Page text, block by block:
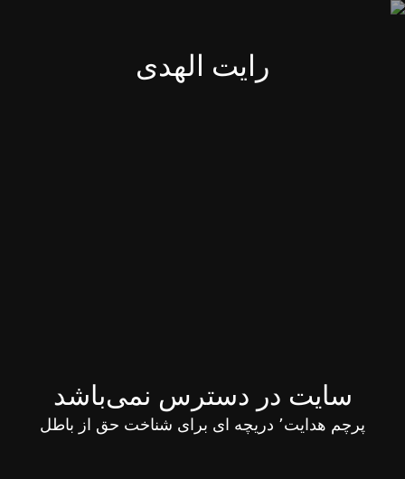
رایت الهدی
سایت در دسترس نمی‌باشد
پرچم هدایت٬ دریچه ای برای شناخت حق از باطل